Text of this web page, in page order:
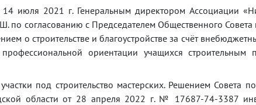
июля 2021 г. Генеральным директором Ассоциации
согласованию с Председателем Общественного
о строительстве и благоустройстве за счёт
ориентации учащихся строительным
под строительство мастерских. Решением Совета
области от 28 апреля 2022 г. № 17687-74-3387